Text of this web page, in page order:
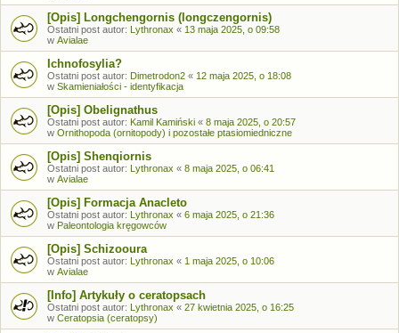
[Opis] Longchengornis (longczengornis)
Ostatni post autor: Lythronax « 13 maja 2025, o 09:58
w Avialae
Ichnofosylia?
Ostatni post autor: Dimetrodon2 « 12 maja 2025, o 18:08
w Skamieniałości - identyfikacja
[Opis] Obelignathus
Ostatni post autor: Kamil Kamiński « 8 maja 2025, o 20:57
w Ornithopoda (ornitopody) i pozostałe ptasiomiedniczne
[Opis] Shenqiornis
Ostatni post autor: Lythronax « 8 maja 2025, o 06:41
w Avialae
[Opis] Formacja Anacleto
Ostatni post autor: Lythronax « 6 maja 2025, o 21:36
w Paleontologia kręgowców
[Opis] Schizooura
Ostatni post autor: Lythronax « 1 maja 2025, o 10:06
w Avialae
[Info] Artykuły o ceratopsach
Ostatni post autor: Lythronax « 27 kwietnia 2025, o 16:25
w Ceratopsia (ceratopsy)